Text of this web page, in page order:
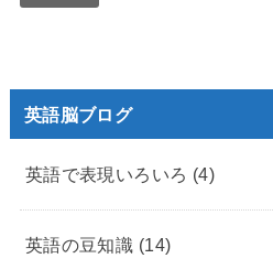
英語脳ブログ
英語で表現いろいろ (4)
英語の豆知識 (14)